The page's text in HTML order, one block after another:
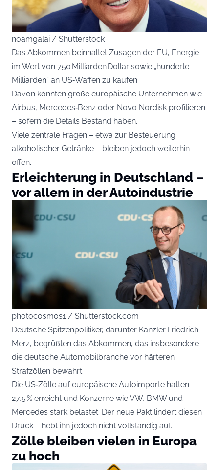
noamgalai / Shutterstock
Das Abkommen beinhaltet Zusagen der EU, Energie
im Wert von 750 Milliarden Dollar sowie „hunderte
Milliarden“ an US‑Waffen zu kaufen.
Davon könnten große europäische Unternehmen wie
Airbus, Mercedes‑Benz oder Novo Nordisk profitieren
– sofern die Details Bestand haben.
Viele zentrale Fragen – etwa zur Besteuerung
alkoholischer Getränke – bleiben jedoch weiterhin
offen.
Erleichterung in Deutschland –
vor allem in der Autoindustrie
photocosmos1 / Shutterstock.com
Deutsche Spitzenpolitiker, darunter Kanzler Friedrich
Merz, begrüßten das Abkommen, das insbesondere
die deutsche Automobilbranche vor härteren
Strafzöllen bewahrt.
Die US‑Zölle auf europäische Autoimporte hatten
27,5 % erreicht und Konzerne wie VW, BMW und
Mercedes stark belastet. Der neue Pakt lindert diesen
Druck – hebt ihn jedoch nicht vollständig auf.
Zölle bleiben vielen in Europa
zu hoch